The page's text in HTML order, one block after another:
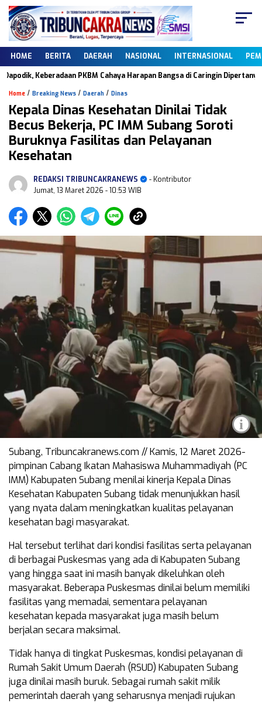
HOME BERITA DAERAH NASIONAL INTERNASIONAL
PKBM Cahaya Harapan Bangsa di Caringin Dipertanyakan
Home / Breaking News / Daerah / Dinas
Kepala Dinas Kesehatan Dinilai Tidak
Becus Bekerja, PC IMM Subang Soroti
Buruknya Fasilitas dan Pelayanan
Kesehatan
REDAKSI TRIBUNCAKRANEWS
- Kontributor
Jumat, 13 Maret 2026 - 10:53 WIB
i
Subang, Tribuncakranews.com // Kamis, 12 Maret 2026-
pimpinan Cabang Ikatan Mahasiswa Muhammadiyah (PC
IMM) Kabupaten Subang menilai kinerja Kepala Dinas
Kesehatan Kabupaten Subang tidak menunjukkan hasil
yang nyata dalam meningkatkan kualitas pelayanan
kesehatan bagi masyarakat.
Hal tersebut terlihat dari kondisi fasilitas serta pelayanan
di berbagai Puskesmas yang ada di Kabupaten Subang
yang hingga saat ini masih banyak dikeluhkan oleh
masyarakat. Beberapa Puskesmas dinilai belum memiliki
fasilitas yang memadai, sementara pelayanan
kesehatan kepada masyarakat juga masih belum
berjalan secara maksimal.
Tidak hanya di tingkat Puskesmas, kondisi pelayanan di
Rumah Sakit Umum Daerah (RSUD) Kabupaten Subang
juga dinilai masih buruk. Sebagai rumah sakit milik
pemerintah daerah yang seharusnya menjadi rujukan